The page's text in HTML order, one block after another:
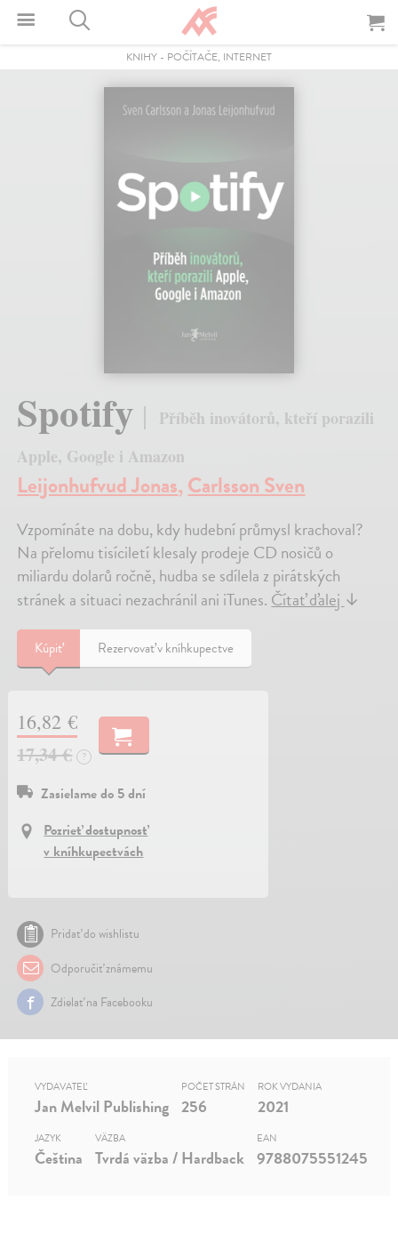
KNIHY - POČÍTAČE, INTERNET
Spotify
Příběh inovátorů, kteří porazili
Apple, Google i Amazon
Leijonhufvud Jonas,Carlsson Sven
Vzpomínáte na dobu, kdy hudební průmysl krachoval?
Na přelomu tisíciletí klesaly prodeje CD nosičů o
miliardu dolarů ročně, hudba se sdílela z pirátských
stránek a situaci nezachránil ani iTunes.Čítať ďalej↓
Kúpiť Rezervovať v kníhkupectve
16,82 €
17,34 €
?
Zasielame do 5 dní
Pozrieť dostupnosť
v kníhkupectvách
Pridať do wishlistu
Odporučiť známemu
Zdielať na Facebooku
VYDAVATEĽ
Jan Melvil Publishing
POČET STRÁN
256
ROK VYDANIA
2021
JAZYK
Čeština
VÄZBA
Tvrdá väzba / Hardback
EAN
9788075551245